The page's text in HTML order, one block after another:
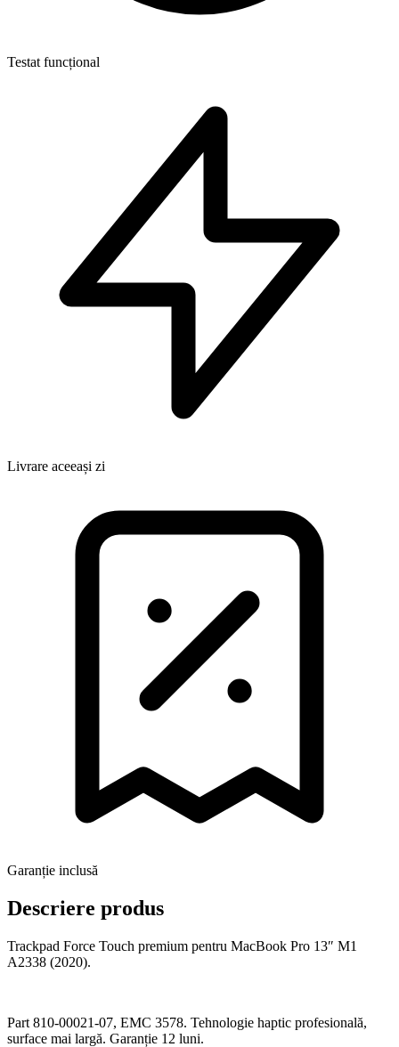
Testat funcțional
Livrare aceeași zi
Garanție inclusă
Descriere produs
Trackpad Force Touch premium pentru MacBook Pro 13″ M1
A2338 (2020).
Part 810-00021-07, EMC 3578. Tehnologie haptic profesională,
surface mai largă. Garanție 12 luni.